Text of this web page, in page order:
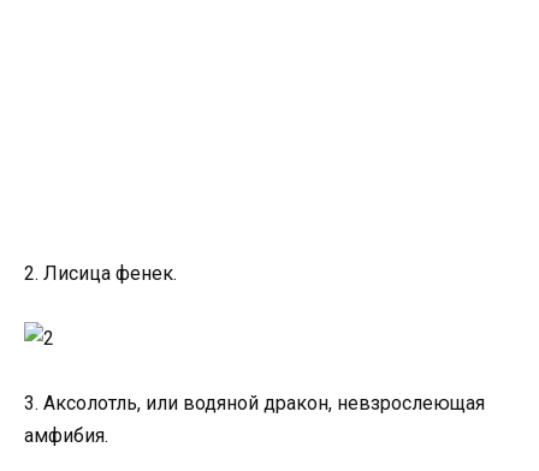
2. Лисица фенек.
3. Аксолотль, или водяной дракон, невзрослеющая
амфибия.